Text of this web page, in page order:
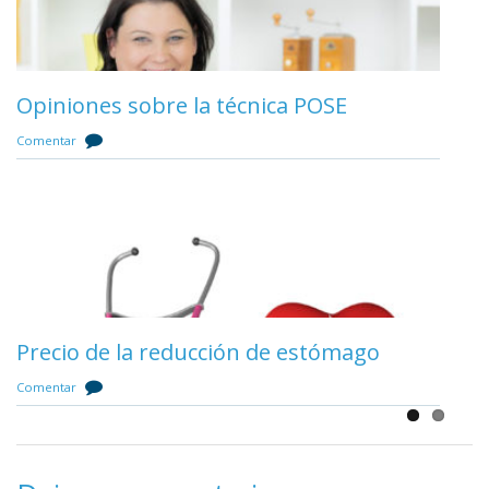
Opiniones sobre la técnica POSE
Comentar
Precio de la reducción de estómago
Comentar
Bypass gástrico en la Seguridad Social
Comentar
Reducción de estómago en la Seguridad
Social
Comentar